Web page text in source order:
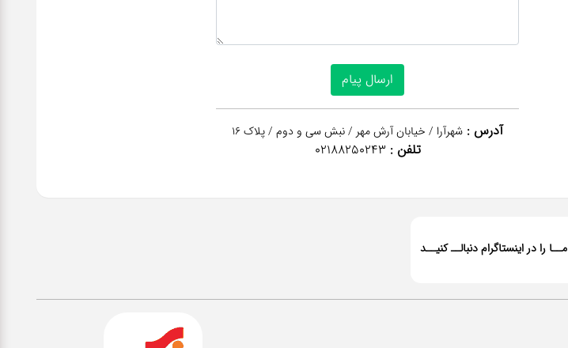
آدرس : شهرآرا / خیابان آرش مهر / نبش سی و دوم / پلاک 16
تلفن : 02188250243
مــا را در اینستاگرام دنبالــ کنیــد